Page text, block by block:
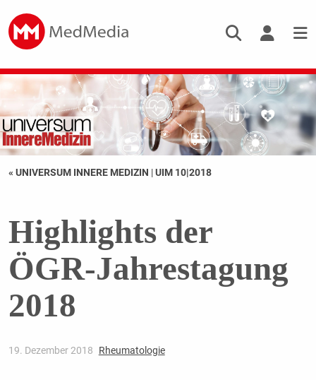
« UNIVERSUM INNERE MEDIZIN |UIM 10|2018
Highlights der
ÖGR-Jahrestagung
2018
19. Dezember 2018 Rheumatologie